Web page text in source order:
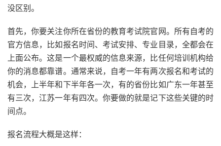
没区别。
首先，你要关注你所在省份的教育考试院官网。所有自考的
官方信息，比如报名时间、考试安排、专业目录，全都会在
上面公布。这是一个最权威的信息来源，比任何培训机构给
你的消息都靠谱。通常来说，自考一年有两次报名和考试的
机会，上半年和下半年各一次，有的省份比如广东一年甚至
有三次，江苏一年有四次。你要做的就是记下这些关键的时
间点。
报名流程大概是这样：